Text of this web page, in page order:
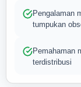
Pengalaman
tumpukan
Pemahaman
terdistribusi